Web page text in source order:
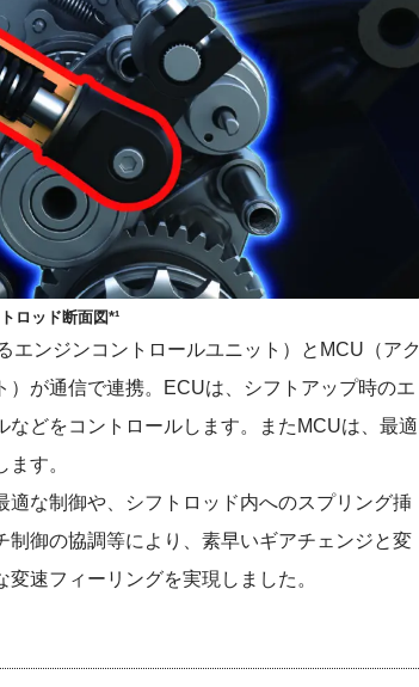
ロッド断面図*¹
ンジンコントロールユニット）とMCU（アク
が通信で連携。ECUは、シフトアップ時のエ
どをコントロールします。またMCUは、最適
す。
な制御や、シフトロッド内へのスプリング挿
御の協調等により、素早いギアチェンジと変
速フィーリングを実現しました。